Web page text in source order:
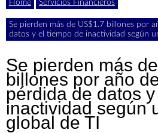
Argentina
actualidad
de
negocios
con
Argentina.
Home Servicios Financieros
Se pierden más de US$1.7 billones por
datos y el tiempo de inactividad según
Se pierden más
billones por año
pérdida de datos
inactividad según
global de TI